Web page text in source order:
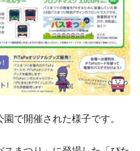
で開催された様子です。